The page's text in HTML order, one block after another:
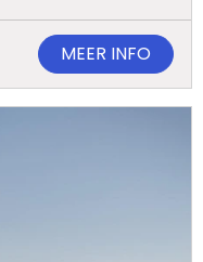
MEER INFO